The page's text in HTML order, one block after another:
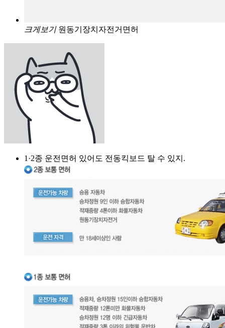
크게보기 원동기장치자전거면허
1·2종 운전면허 있어도 전동킥보드 탈 수 있지.